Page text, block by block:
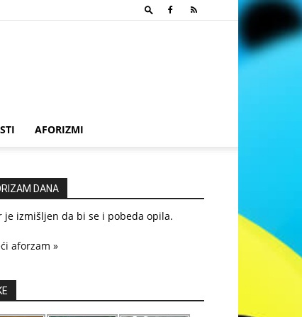
AFORIZMI
DANA
je izmišljen da bi se i pobeda opila.
aforzam »